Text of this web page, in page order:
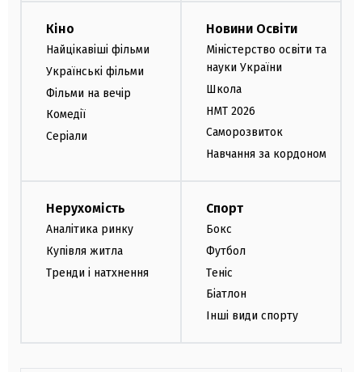
Кіно
Найцікавіші фільми
Українські фільми
Фільми на вечір
Комедії
Серіали
Новини Освіти
Міністерство освіти та
науки України
Школа
НМТ 2026
Саморозвиток
Навчання за кордоном
Нерухомість
Аналітика ринку
Купівля житла
Тренди і натхнення
Спорт
Бокс
Футбол
Теніс
Біатлон
Інші види спорту